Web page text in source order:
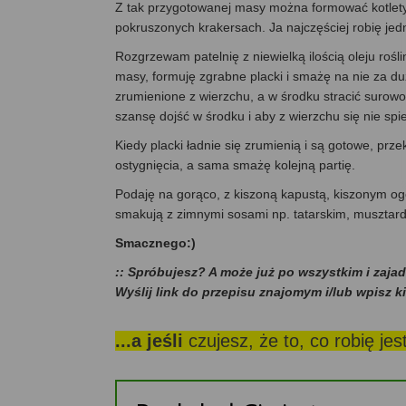
Z tak przygotowanej masy można formować
pokruszonych krakersach. Ja najczęściej robię
Rozgrzewam patelnię z niewielką ilością oleju
masy, formuję zgrabne placki i smażę na nie za
zrumienione z wierzchu, a w środku stracić
szansę dojść w środku i aby z wierzchu się nie
Kiedy placki ładnie się zrumienią i są gotowe,
ostygnięcia, a sama smażę kolejną partię.
Podaję na gorąco, z kiszoną kapustą, kiszonym
smakują z zimnymi sosami np. tatarskim,
Smacznego:)
:: Spróbujesz? A może już po wszystkim i
Wyślij link do przepisu znajomym i/lub wpisz
...a jeśli czujesz, że to, co robię